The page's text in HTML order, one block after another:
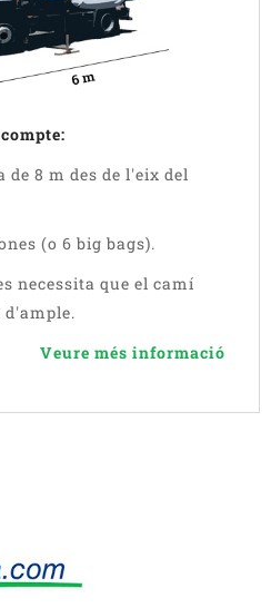
de 8 m des de l'eix del
(o 6 big bags).
necessita que el camí
Veure més informació